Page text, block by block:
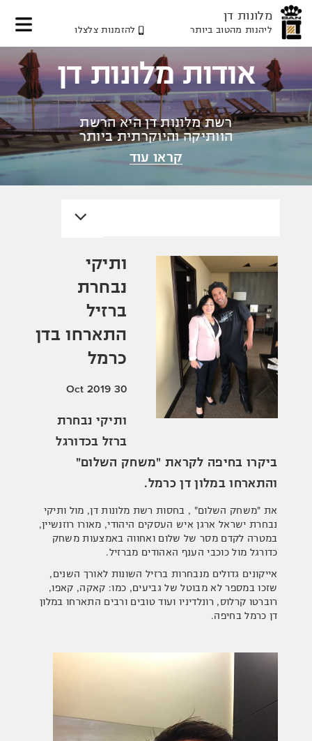
תפריט
המרכזי
תפריט
מלונות דן
ליהנות מהטוב ביותר להזמנות צלצלו
אודות מלונות דן
רשת מלונות דן היא הרשת
הוותיקה והיוקרתית ביותר
בישראל
קראו עוד
ותיקי
נבחרת
ברזיל
התארחו בדן
כרמל
30 Oct 2019
ותיקי נבחרת
ברזל בכדורגל
ביקרו בחיפה לקראת "משחק השלום"
והתארחו במלון דן כרמל.
את "משחק השלום" , בחסות רשת מלונות דן, מול ותיקי
נבחרת ישראל ארגן איש העסקים היהודי, מאורו רוזנשיין,
במטרה לקדם מסר של שלום ואחווה באמצעות משחק
כדורגל מול כוכבי הענף האהודים מברזיל.
אייקונים גדולים מנבחרות ברזיל השונות לאורך השנים,
שזכו במספר לא מבוטל של גביעים, כמו: קאקה, קאפו,
רוברטו קרלוס, רונלדיניו ועוד טובים ורבים התארחו במלון
דן כרמל בחיפה.